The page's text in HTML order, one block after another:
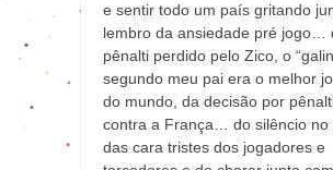
e sentir todo um país gritando
lembro da ansiedade pré jogo…
pênalti perdido pelo Zico, o
segundo meu pai era o melhor
do mundo, da decisão por
contra a França… do silêncio
das cara tristes dos jogadores e